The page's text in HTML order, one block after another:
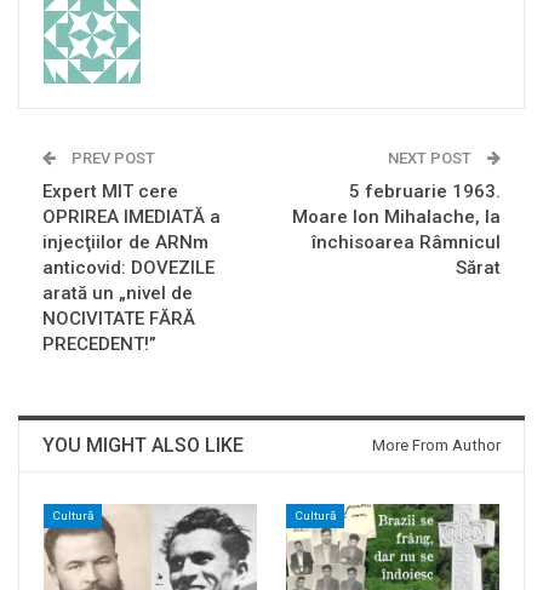
PREV POST
Expert MIT cere
OPRIREA IMEDIATĂ a
injecţiilor de ARNm
anticovid: DOVEZILE
arată un „nivel de
NOCIVITATE FĂRĂ
PRECEDENT!”
NEXT POST
5 februarie 1963.
Moare Ion Mihalache, la
închisoarea Râmnicul
Sărat
YOU MIGHT ALSO LIKE More From Author
Cultură Cultură